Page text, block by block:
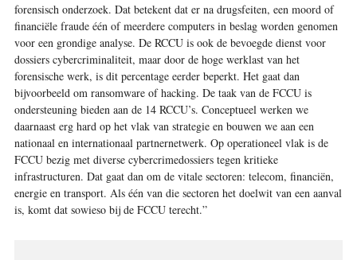
forensisch onderzoek. Dat betekent dat er na drugsfeiten, een moord of
financiële fraude één of meerdere computers in beslag worden genomen
voor een grondige analyse. De RCCU is ook de bevoegde dienst voor
dossiers cybercriminaliteit, maar door de hoge werklast van het
forensische werk, is dit percentage eerder beperkt. Het gaat dan
bijvoorbeeld om ransomware of hacking. De taak van de FCCU is
ondersteuning bieden aan de 14 RCCU’s. ­Conceptueel werken we
daarnaast erg hard op het vlak van strategie en bouwen we aan een
nationaal en internationaal partnernetwerk. Op operationeel vlak is de
FCCU bezig met diverse cybercrimedossiers tegen kritieke
infrastructuren. Dat gaat dan om de vitale sectoren: telecom, financiën,
energie en transport. Als één van die sectoren het doelwit van een aanval
is, komt dat sowieso bij de FCCU terecht.”